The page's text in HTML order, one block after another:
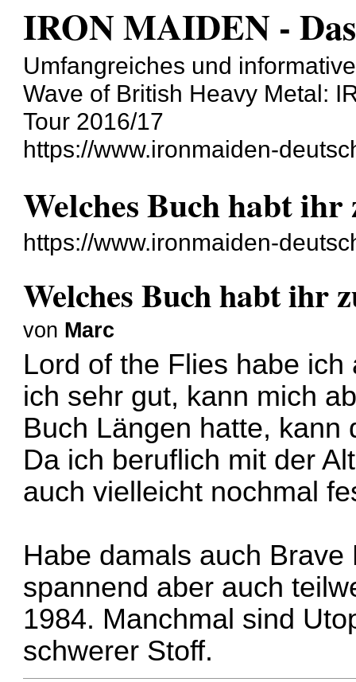
IRON MAIDEN -
Umfangreiches und
Wave of British Heavy Metal:
Tour 2016/17
https://www.ironmaiden-
Welches Buch habt ihr
https://www.ironmaiden-
Welches Buch habt ihr
von Marc
Lord of the Flies habe
ich sehr gut, kann mich
Buch Längen hatte, kann
Da ich beruflich mit der
auch vielleicht nochmal
Habe damals auch
spannend aber auch
1984. Manchmal sind
schwerer Stoff.